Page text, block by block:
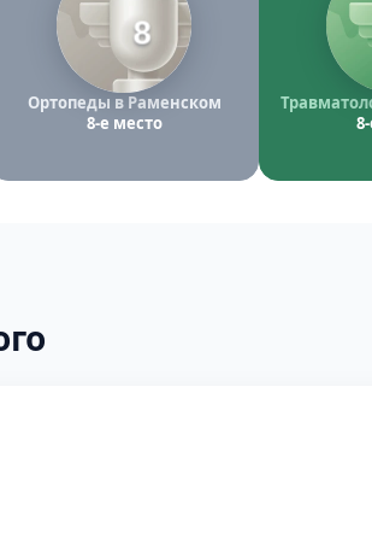
8
Ортопеды в Раменском
8-е место